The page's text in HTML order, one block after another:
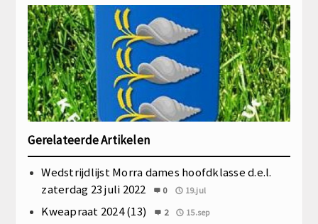
Gerelateerde Artikelen
Wedstrijdlijst Morra dames hoofdklasse d.e.l.
zaterdag 23 juli 2022
0 19.jul
Kweapraat 2024 (13) 2 15.sep